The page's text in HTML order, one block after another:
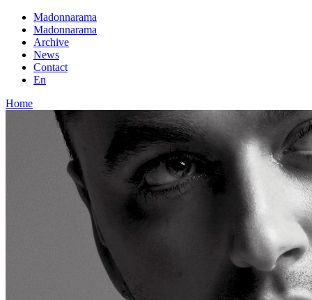
Madonnarama
Madonnarama
Archive
News
Contact
En
Home